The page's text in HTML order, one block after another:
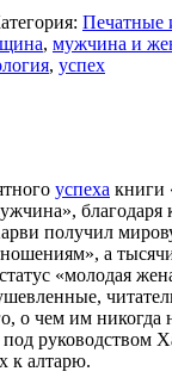
Печатные
, мужчина и
, успех
успеха книги
благодаря
получил
а
«молодая
о чем им никогда
руководством
к алтарю.